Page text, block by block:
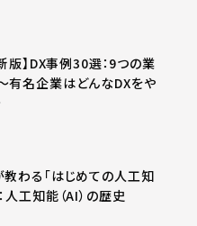
版】DX事例30選：9つの業
有名企業はどんなDXをや
わる「はじめての人工知
工知能（AI）の歴史